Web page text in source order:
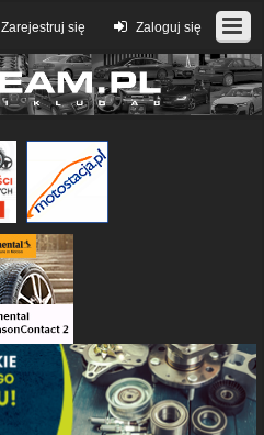
Zaloguj się
Zarejestruj się